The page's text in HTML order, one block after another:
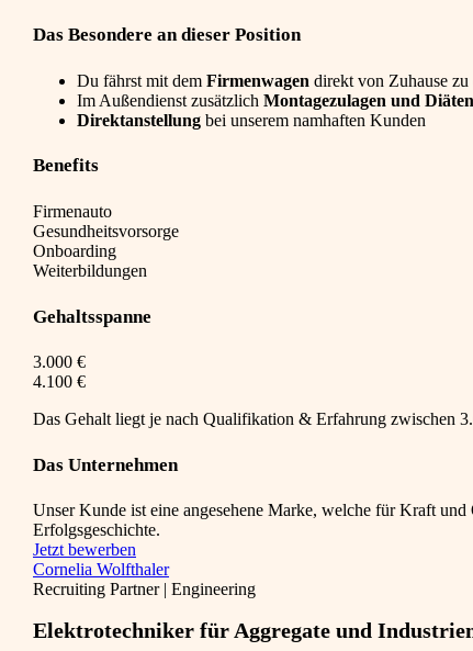
Das Besondere an dieser Position
Du fährst mit dem Firmenwagen direkt von Zuhause
Im Außendienst zusätzlich Montagezulagen und Diäten
Direktanstellung bei unserem namhaften Kunden
Benefits
Firmenauto
Gesundheitsvorsorge
Onboarding
Weiterbildungen
Gehaltsspanne
3.000 €
4.100 €
Das Gehalt liegt je nach Qualifikation & Erfahrung zwischen
Das Unternehmen
Unser Kunde ist eine angesehene Marke, welche für Kraft
Erfolgsgeschichte.
Jetzt bewerben
Cornelia Wolfthaler
Recruiting Partner | Engineering
Elektrotechniker für Aggregate und